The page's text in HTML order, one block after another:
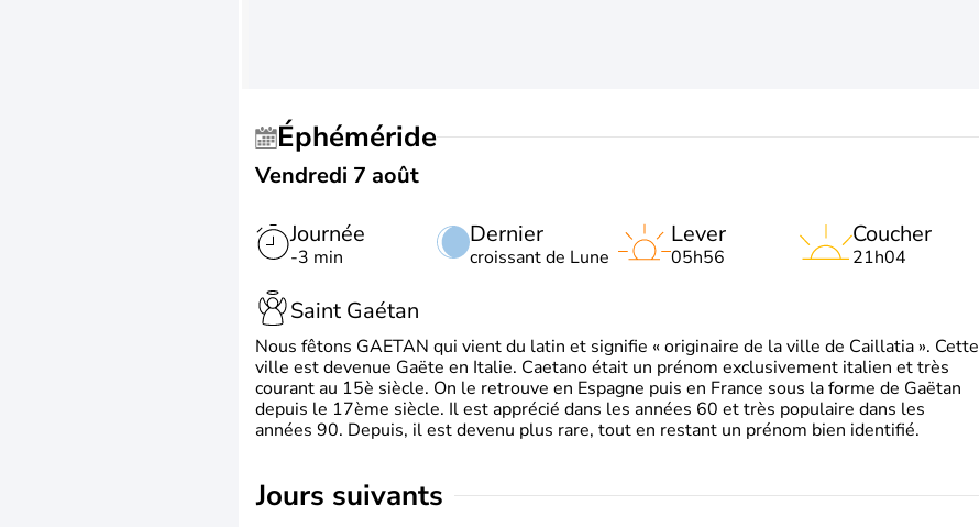
Éphéméride
Vendredi 7 août
Journée
-3 min
Dernier
croissant de Lune
Lever
05h56
Coucher
21h04
Saint Gaétan
Nous fêtons GAETAN qui vient du latin et signifie « originaire de la ville de Caillatia ». Cette
ville est devenue Gaëte en Italie. Caetano était un prénom exclusivement italien et très
courant au 15è siècle. On le retrouve en Espagne puis en France sous la forme de Gaëtan
depuis le 17ème siècle. Il est apprécié dans les années 60 et très populaire dans les
années 90. Depuis, il est devenu plus rare, tout en restant un prénom bien identifié.
jours suivants